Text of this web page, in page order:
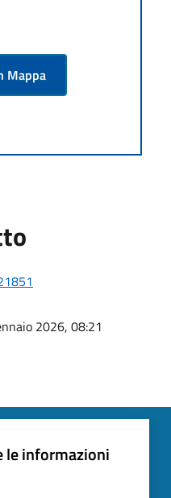
Mappa
2026, 08:21
le informazioni